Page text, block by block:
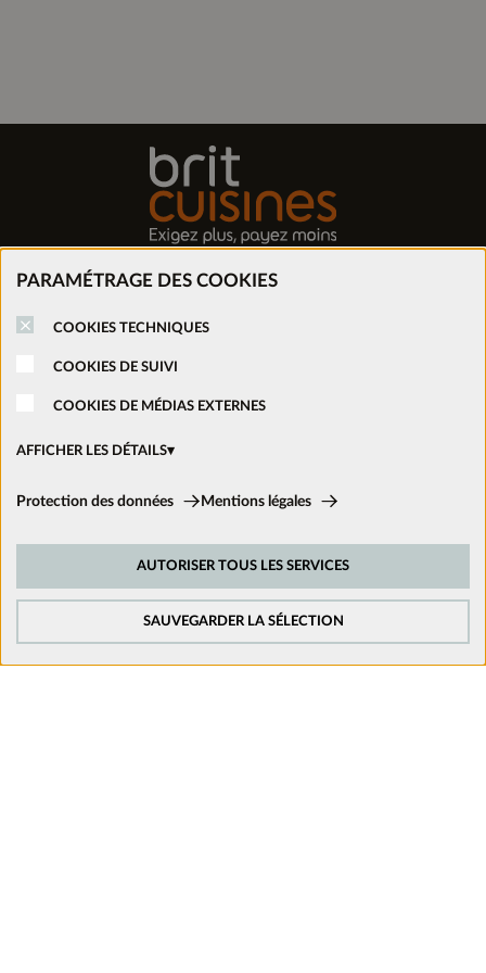
PARAMÉTRAGE DES COOKIES
COOKIES TECHNIQUES
COOKIES DE SUIVI
COOKIES DE MÉDIAS EXTERNES
AFFICHER LES DÉTAILS
Cookies techniques:
Afin d’améliorer constamment notre site web, nous analysons le
comportement de nos visiteurs. Pour cela, nous utilisons des cookies de
Protection des données Mentions légales
SAUVEGARDER LA SÉLECTION
AUTORISER TOUS LES SERVICES
Trouver mon magasin
Nous rejoindre
Nous suivre sur les réseaux